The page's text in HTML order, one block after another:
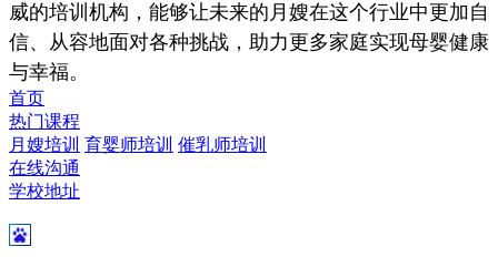
威的培训机构，能够让未来的月嫂在这个行业中更加自
信、从容地面对各种挑战，助力更多家庭实现母婴健康
与幸福。
首页
热门课程
月嫂培训 育婴师培训 催乳师培训
在线沟通
学校地址